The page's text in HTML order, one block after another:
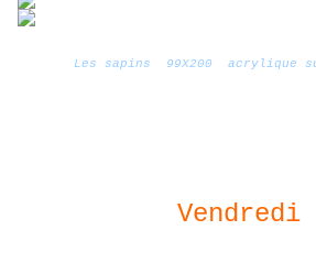
Les sapins 99X200 acrylique
Vendredi